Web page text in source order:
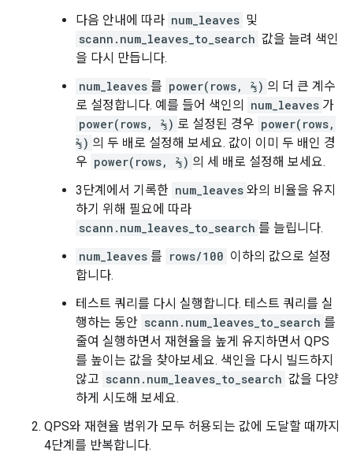
다음 안내에 따라 num_leaves 및
scann.num_leaves_to_search 값을 늘려 색인
을 다시 만듭니다.
num_leaves 를 power(rows, ⅔) 의 더 큰 계수
로 설정합니다. 예를 들어 색인의
num_leaves 가
power(rows, ⅔) 로 설정된 경우 power(rows,
⅔) 의 두 배로 설정해 보세요. 값이 이미 두 배인 경
우 power(rows, ⅔) 의 세 배로 설정해 보세요.
3단계에서 기록한 num_leaves 와의 비율을 유지
하기 위해 필요에 따라
scann.num_leaves_to_search 를 늘립니다.
num_leaves 를 rows/100 이하의 값으로 설정
합니다.
테스트 쿼리를 다시 실행합니다. 테스트 쿼리를 실
행하는 동안 scann.num_leaves_to_search 를
줄여 실행하면서 재현율을 높게 유지하면서 QPS
를 높이는 값을 찾아보세요. 색인을 다시 빌드하지
않고 scann.num_leaves_to_search 값을 다양
하게 시도해 보세요.
QPS와 재현율 범위가 모두 허용되는 값에 도달할 때까지
4단계를 반복합니다.